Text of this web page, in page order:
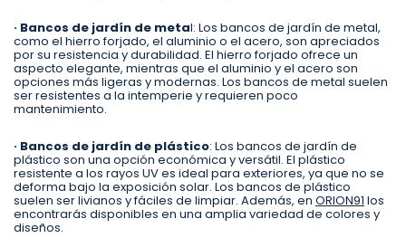
· Bancos de jardín de metal: Los bancos de jardín de metal,
como el hierro forjado, el aluminio o el acero, son apreciados
por su resistencia y durabilidad. El hierro forjado ofrece un
aspecto elegante, mientras que el aluminio y el acero son
opciones más ligeras y modernas. Los bancos de metal suelen
ser resistentes a la intemperie y requieren poco
mantenimiento.
· Bancos de jardín de plástico: Los bancos de jardín de
plástico son una opción económica y versátil. El plástico
resistente a los rayos UV es ideal para exteriores, ya que no se
deforma bajo la exposición solar. Los bancos de plástico
suelen ser livianos y fáciles de limpiar. Además, en ORION91 los
encontrarás disponibles en una amplia variedad de colores y
diseños.